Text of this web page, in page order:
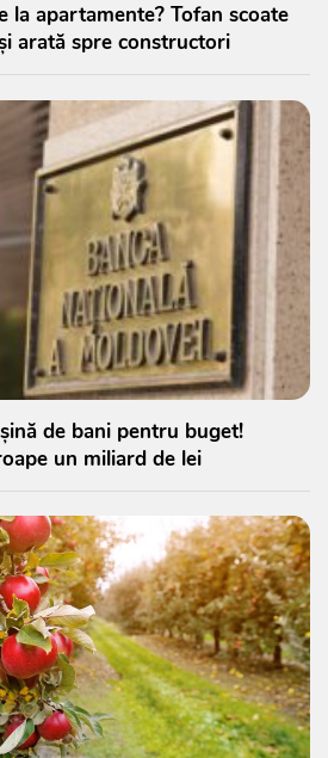
la apartamente? Tofan scoate
arată spre constructori
de bani pentru buget!
un miliard de lei